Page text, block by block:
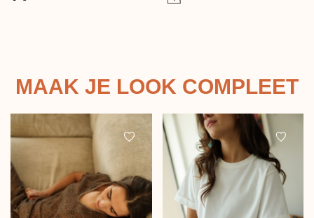
MAAK JE LOOK COMPLEET